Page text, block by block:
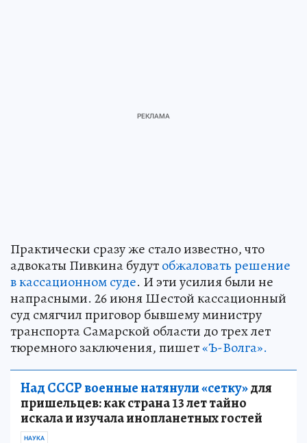
Практически сразу же стало известно, что
адвокаты Пивкина будутобжаловать решение
в кассационном суде. И эти усилия были не
напрасными. 26 июня Шестой кассационный
суд смягчил приговор бывшему министру
транспорта Самарской области до трех лет
тюремного заключения, пишет«Ъ-Волга».
Над СССР военные натянули «сетку»для
пришельцев: как страна 13 лет тайно
искала и изучала инопланетных гостей
НАУКА